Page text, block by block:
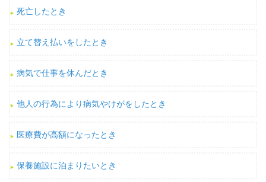
死亡したとき
立て替え払いをしたとき
病気で仕事を休んだとき
他人の行為により病気やけがをしたとき
医療費が高額になったとき
保養施設に泊まりたいとき